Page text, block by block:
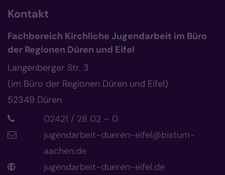
Kontakt
Fachbereich Kirchliche Jugendarbeit im Büro
der Regionen Düren und Eifel
Langenberger Str. 3
(im Büro der Regionen Düren und Eifel)
52349 Düren
02421 / 28 02 – 0
jugendarbeit-dueren-eifel@bistum-
aachen.de
jugendarbeit-dueren-eifel.de